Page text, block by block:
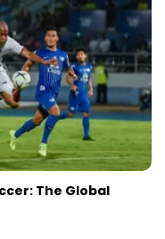
The Global